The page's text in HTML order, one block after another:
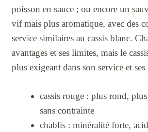
poisson en sauce ; ou encore un
vif mais plus aromatique, avec des
service similaires au cassis blanc.
avantages et ses limites, mais le
plus exigeant dans son service et ses
cassis rouge : plus rond,
sans contrainte
chablis : minéralité forte,